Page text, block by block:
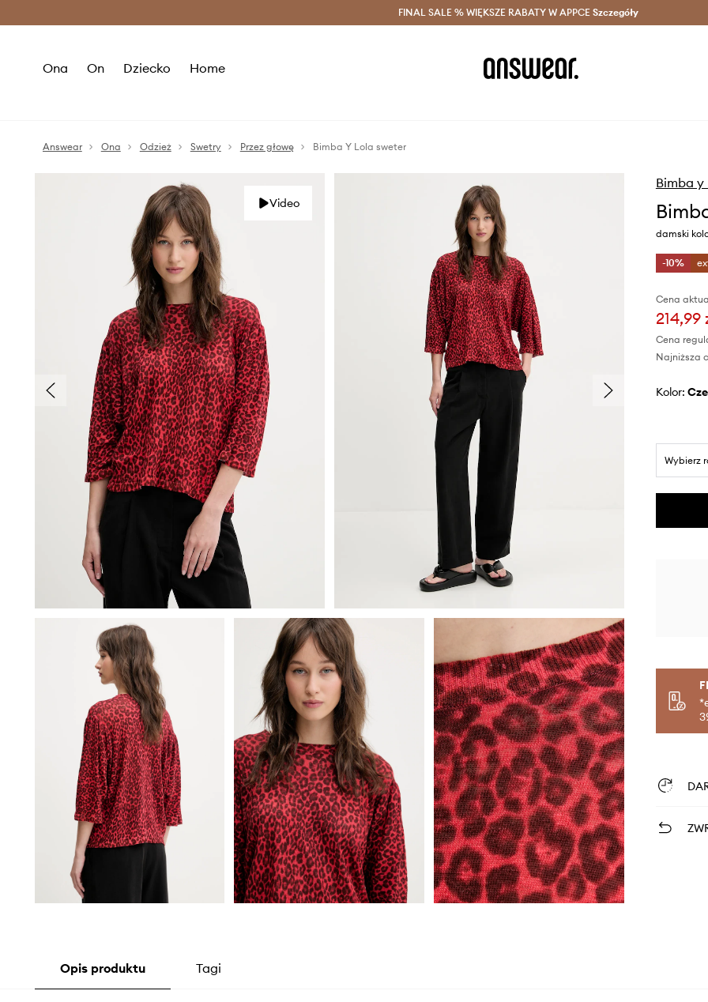
Oszczędzaj z Answear Club > Dostawa nawet w 24h >
FINAL SALE % WIĘKSZE RABATY W APPCE Szczegóły
Ona On Dziecko Home
Answear Ona Odzież Swetry Przez głowę Bimba Y Lola sweter
Video
Bimba y
damski
-10%
Cena
214,99
Cena
Najniższa
Kolor:
Wybierz
Opis produktu Tagi